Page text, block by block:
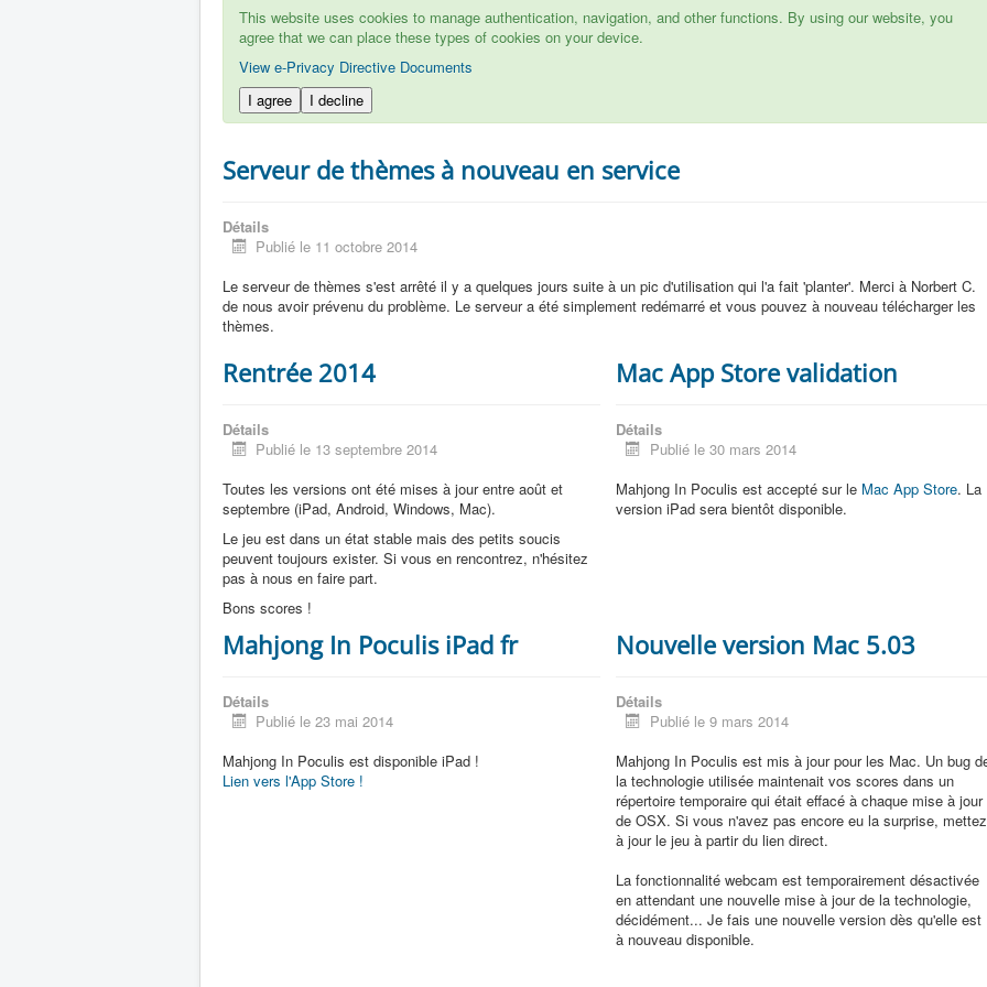
This website uses cookies to manage authentication, navigation, and other functions. By using our website, you
agree that we can place these types of cookies on your device.
View e-Privacy Directive Documents
I agree
I decline
Serveur de thèmes à nouveau en service
Détails
Publié le 11 octobre 2014
Le serveur de thèmes s'est arrêté il y a quelques jours suite à un pic d'utilisation qui l'a fait 'planter'. Merci à Norbert C.
de nous avoir prévenu du problème. Le serveur a été simplement redémarré et vous pouvez à nouveau télécharger les
thèmes.
Rentrée 2014
Détails
Publié le 13 septembre 2014
Toutes les versions ont été mises à jour entre août et
septembre (iPad, Android, Windows, Mac).
Le jeu est dans un état stable mais des petits soucis
peuvent toujours exister. Si vous en rencontrez, n'hésitez
pas à nous en faire part.
Bons scores !
Mac App Store validation
Détails
Publié le 30 mars 2014
Mahjong In Poculis est accepté sur le Mac App Store. La
version iPad sera bientôt disponible.
Mahjong In Poculis iPad fr
Détails
Publié le 23 mai 2014
Mahjong In Poculis est disponible iPad !
Lien vers l'App Store !
Nouvelle version Mac 5.03
Détails
Publié le 9 mars 2014
Mahjong In Poculis est mis à jour pour les Mac. Un bug
la technologie utilisée maintenait vos scores dans un
répertoire temporaire qui était effacé à chaque mise à jour
de OSX. Si vous n'avez pas encore eu la surprise, mettez
à jour le jeu à partir du lien direct.
La fonctionnalité webcam est temporairement désactivée
en attendant une nouvelle mise à jour de la technologie,
décidément... Je fais une nouvelle version dès qu'elle est
à nouveau disponible.